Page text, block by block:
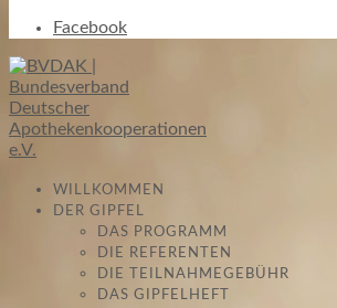
Facebook
WILLKOMMEN
DER GIPFEL
DAS PROGRAMM
DIE REFERENTEN
DIE TEILNAHMEGEBÜHR
DAS GIPFELHEFT